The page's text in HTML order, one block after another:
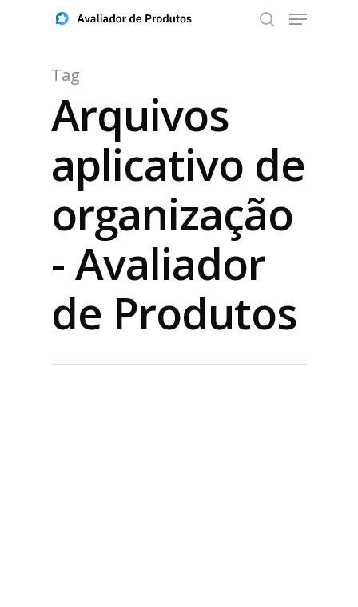
Aperte ENTER para buscar ou ESC para fechar
Tag
Arquivos
aplicativo de
organização
- Avaliador
de Produtos